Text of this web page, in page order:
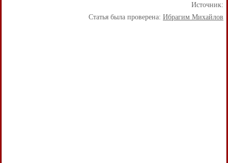
Источник:
Статья была проверена: Ибрагим Михайлов